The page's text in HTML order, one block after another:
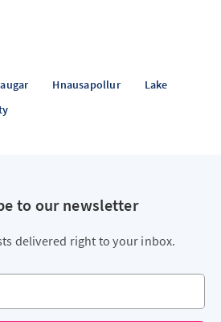
Hnausapollur
Lake
to our newsletter
delivered right to your inbox.